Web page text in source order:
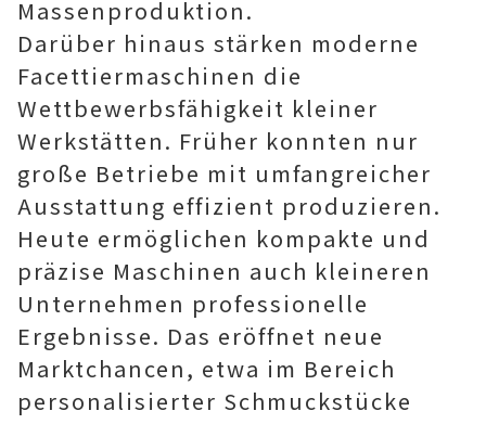
Massenproduktion.
Darüber hinaus stärken moderne
Facettiermaschinen die
Wettbewerbsfähigkeit kleiner
Werkstätten. Früher konnten nur
große Betriebe mit umfangreicher
Ausstattung effizient produzieren.
Heute ermöglichen kompakte und
präzise Maschinen auch kleineren
Unternehmen professionelle
Ergebnisse. Das eröffnet neue
Marktchancen, etwa im Bereich
personalisierter Schmuckstücke